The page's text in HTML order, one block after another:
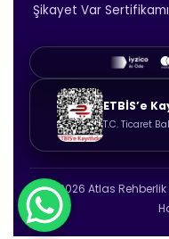
Şikayet Var
ETBİS’e
T.C. Ticaret
© 2026 Atlas Rehberlik